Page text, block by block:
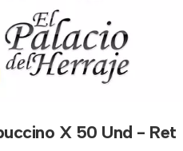
X 50 Und - Ret